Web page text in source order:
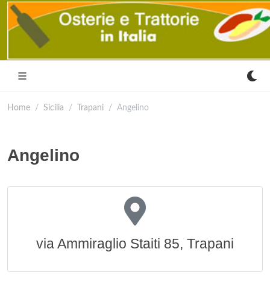
Home Sicilia Trapani Angelino
Angelino
via Ammiraglio Staiti 85, Trapani